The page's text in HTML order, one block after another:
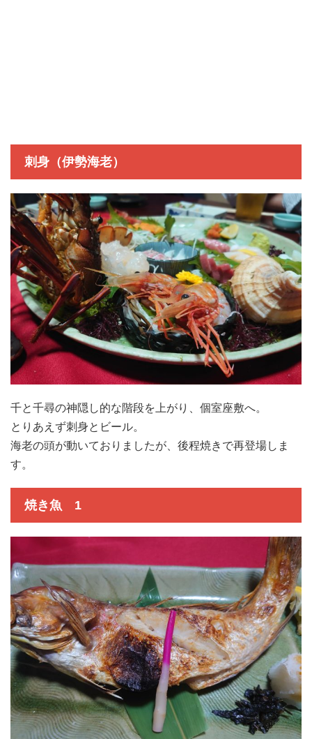
刺身（伊勢海老）
千と千尋の神隠し的な階段を上がり、個室座敷へ。
とりあえず刺身とビール。
海老の頭が動いておりましたが、後程焼きで再登場しま
す。
焼き魚 1